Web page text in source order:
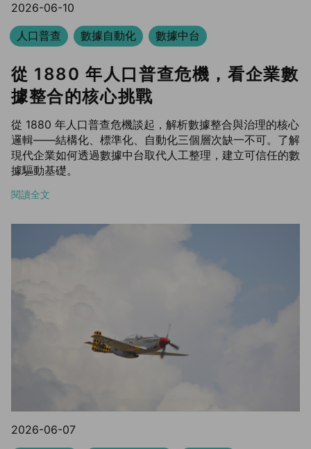
2026-06-10
人口普查
數據自動化 數據中台
從 1880 年人口普查危機，看企業數
據整合的核心挑戰
從 1880 年人口普查危機談起，解析數據整合與治理的核心
邏輯——結構化、標準化、自動化三個層次缺一不可。了解
現代企業如何透過數據中台取代人工整理，建立可信任的數
據驅動基礎。
閱讀全文
2026-06-07